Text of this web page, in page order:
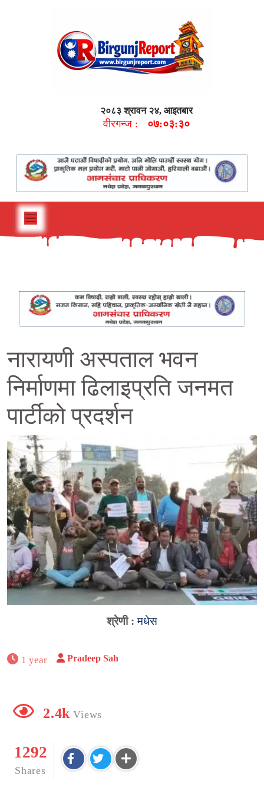
२०८३ श्रावन २४, आइतबार
वीरगन्ज : ०७:०३:३१
नारायणी अस्पताल भवन
निर्माणमा ढिलाइप्रति जनमत
पार्टीको प्रदर्शन
श्रेणी :मधेस
1 year Pradeep Sah
2.4k Views
1292
Shares